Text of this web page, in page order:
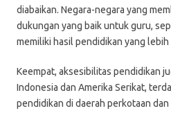
diabaikan. Negara-negara yang
dukungan yang baik untuk guru,
memiliki hasil pendidikan yang lebih
Keempat, aksesibilitas pendidikan
Indonesia dan Amerika Serikat,
pendidikan di daerah perkotaan